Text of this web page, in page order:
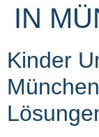
IN
Kinder